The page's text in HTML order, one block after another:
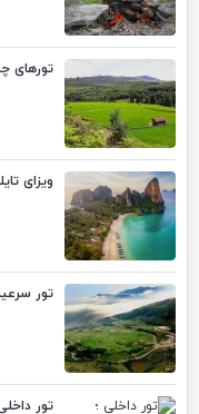
تورهای
ویزای
تور
تور